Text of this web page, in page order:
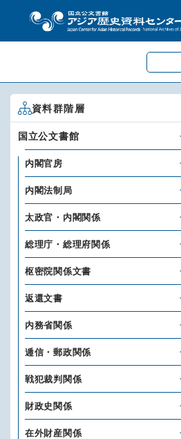
資料群階層
国立公文書館
内閣官房
内閣法制局
太政官・内閣関係
総理庁・総理府関係
枢密院関係文書
返還文書
内務省関係
逓信・郵政関係
戦犯裁判関係
財政史関係
在外財産関係